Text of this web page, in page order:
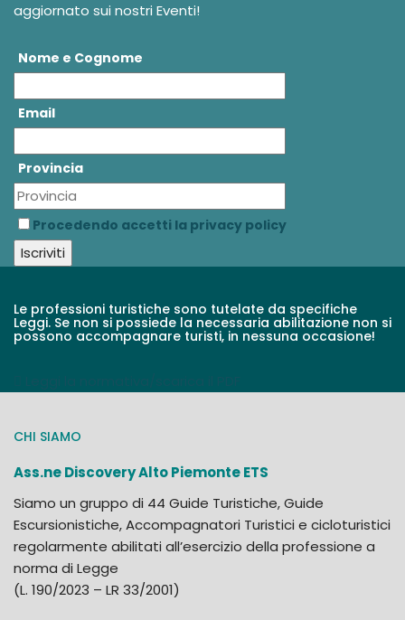
aggiornato sui nostri Eventi!
Nome e Cognome
Email
Provincia
Procedendo accetti la privacy policy
Le professioni turistiche sono tutelate da specifiche
Leggi. Se non si possiede la necessaria abilitazione non si
possono accompagnare turisti, in nessuna occasione!
CHI SIAMO
Ass.ne Discovery Alto Piemonte ETS
Siamo un gruppo di 44 Guide Turistiche, Guide
Escursionistiche, Accompagnatori Turistici e cicloturistici
regolarmente abilitati all’esercizio della professione a
norma di Legge
(L. 190/2023 – LR 33/2001)